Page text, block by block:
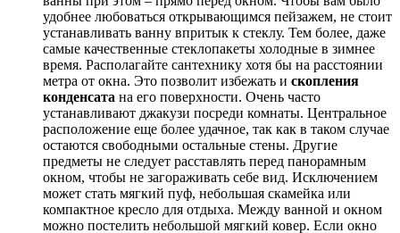
удобнее любоваться открывающимся пейзажем, не стоит
устанавливать ванну впритык к стеклу. Тем более, даже
самые качественные стеклопакеты холодные в зимнее
время. Располагайте сантехнику хотя бы на расстоянии
метра от окна. Это позволит избежать и скопления
конденсата на его поверхности. Очень часто
устанавливают джакузи посреди комнаты. Центральное
расположение еще более удачное, так как в таком случае
остаются свободными остальные стены. Другие
предметы не следует расставлять перед панорамным
окном, чтобы не загораживать себе вид. Исключением
может стать мягкий пуф, небольшая скамейка или
компактное кресло для отдыха. Между ванной и окном
можно постелить небольшой мягкий ковер. Если окно